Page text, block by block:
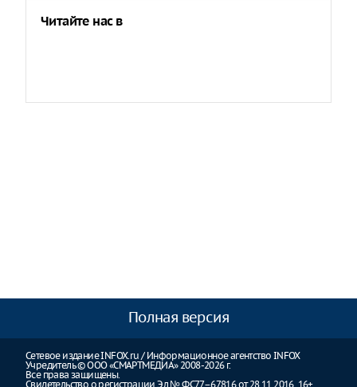
Читайте нас в
Полная версия
Сетевое издание INFOX.ru / Информационное агентство INFOX
Учредитель © ООО «СМАРТМЕДИА» 2008-2026 г.
Все права защищены.
Свидетельство о регистрации Эл № ФС77–67816 от 28.11.2016. 16+